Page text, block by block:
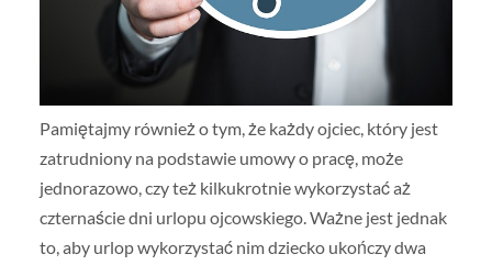
Pamiętajmy również o tym, że każdy ojciec, który jest
zatrudniony na podstawie umowy o pracę, może
jednorazowo, czy też kilkukrotnie wykorzystać aż
czternaście dni urlopu ojcowskiego. Ważne jest jednak
to, aby urlop wykorzystać nim dziecko ukończy dwa